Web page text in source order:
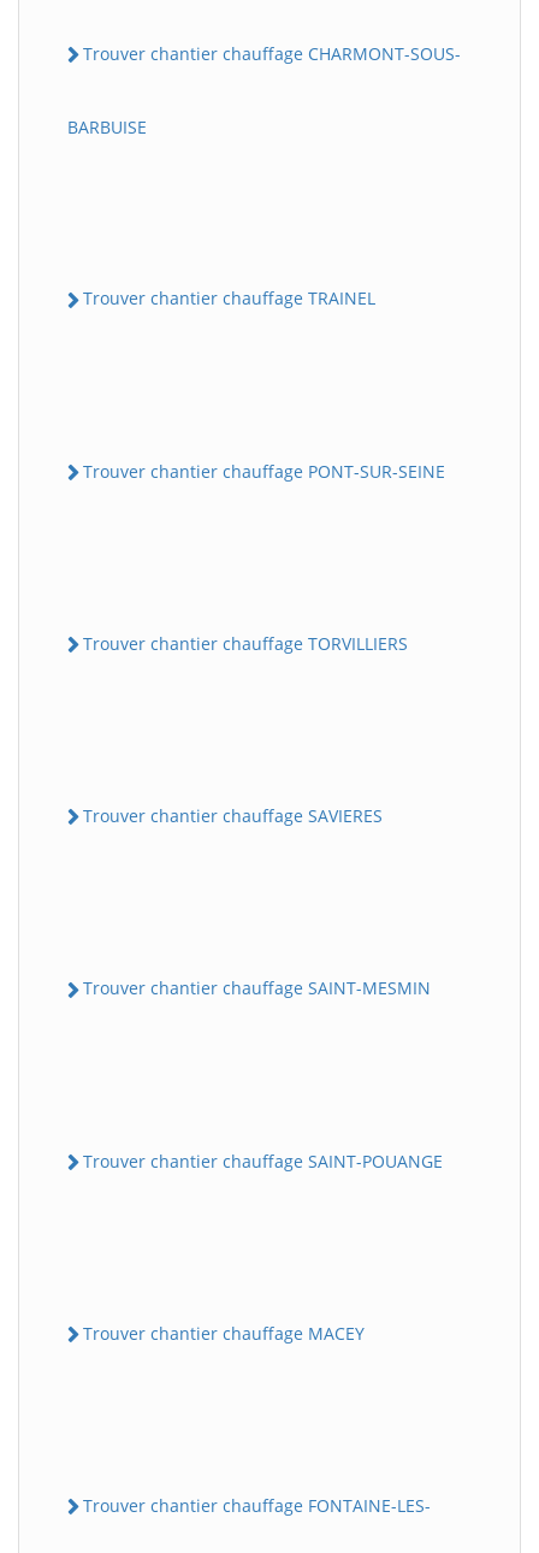
Trouver chantier chauffage CHARMONT-SOUS-
BARBUISE
Trouver chantier chauffage TRAINEL
Trouver chantier chauffage PONT-SUR-SEINE
Trouver chantier chauffage TORVILLIERS
Trouver chantier chauffage SAVIERES
Trouver chantier chauffage SAINT-MESMIN
Trouver chantier chauffage SAINT-POUANGE
Trouver chantier chauffage MACEY
Trouver chantier chauffage FONTAINE-LES-